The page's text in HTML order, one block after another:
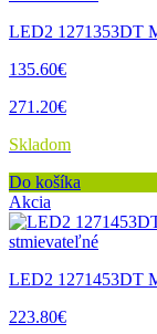
LED2 1271353DT
135.60€
271.20€
Skladom
Do košíka
Akcia
LED2 1271453DT
223.80€